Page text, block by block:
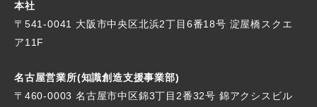
本社
〒541-0041 大阪市中央区北浜2丁目6番18号 淀屋橋スクエ
ア11F
名古屋営業所(知識創造支援事業部)
〒460-0003 名古屋市中区錦3丁目2番32号 錦アクシスビル